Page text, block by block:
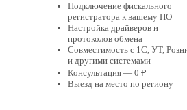
Подключение фискального
регистратора к вашему ПО
Настройка драйверов и
протоколов обмена
Совместимость с 1С, УТ,
и другими системами
Консультация — 0 ₽
Выезд на место по региону